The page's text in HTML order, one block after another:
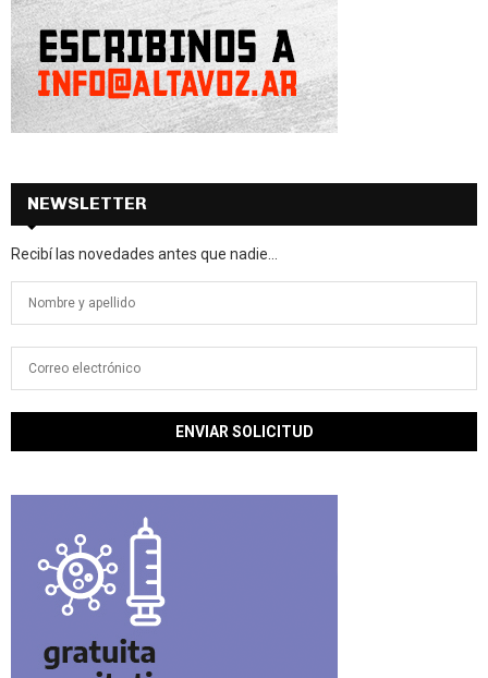
NEWSLETTER
Recibí las novedades antes que nadie...